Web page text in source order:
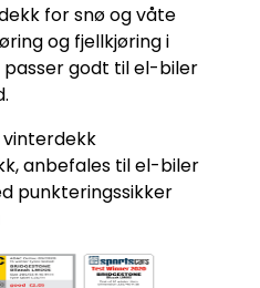
for snø og våte
og fjellkjøring i
godt til el-biler
anbefales til el-biler
punkteringssikker